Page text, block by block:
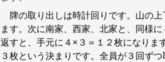
牌の取り出しは時計回りです。山の
ます。次に南家、西家、北家と、同様
返すと、手元に４×３＝１２枚になりま
３枚という決まりです。全員が３回ず